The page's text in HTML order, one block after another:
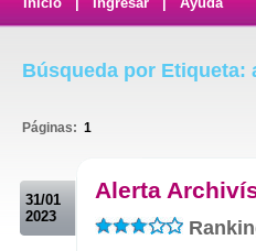
Búsqueda por Etiqueta:
Páginas: 1
31/01
2023
Alerta